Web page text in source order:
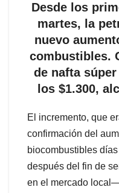
Desde los
martes, la
nuevo
combustibles.
de nafta
los $1.300,
El incremento, que
confirmación del
biocombustibles
después del fin de
en el mercado